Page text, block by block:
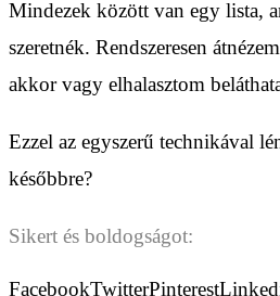
Mindezek között van egy lista,
szeretnék. Rendszeresen
akkor vagy elhalasztom
Ezzel az egyszerű technikával
későbbre?
Sikert és boldogságot:
FacebookTwitterPinterest